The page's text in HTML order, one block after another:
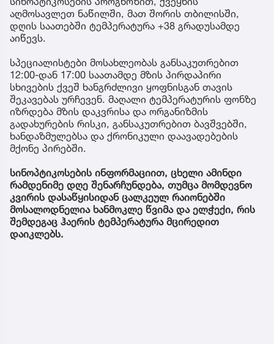
აღმოსავლეთ ნაწილში, მათ შორის თბილისში,
დღის საათებში ტემპერატურა +38 გრადუსამდე
აიწევს.
სპეციალისტები მოსახლეობას განსაკუთრებით
12:00-დან 17:00 საათამდე მზის პირდაპირი
სხივების ქვეშ ხანგრძლივი ყოფნისგან თავის
შეკავებას ურჩევენ. მაღალი ტემპერატურის ფონზე
იზრდება მზის დაკვრისა და ორგანიზმის
გადახურების რისკი, განსაკუთრებით ბავშვებში,
ხანდაზმულებსა და ქრონიკული დაავადებების
მქონე პირებში.
სინოპტიკოსების ინფორმაციით, ცხელი ამინდი
რამდენიმე დღე შენარჩუნდება, თუმცა მომდევნო
კვირის დასაწყისიდან ცალკეულ რაიონებში
მოსალოდნელია ხანმოკლე წვიმა და ელჭექი, რის
შემდეგაც ჰაერის ტემპერატურა მცირედით
დაიკლებს.